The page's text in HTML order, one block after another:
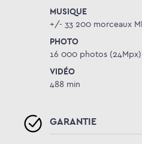
MUSIQUE
+/- 33 200 morceaux
PHOTO
16 000 photos (24Mpx)
VIDÉO
488 min
GARANTIE